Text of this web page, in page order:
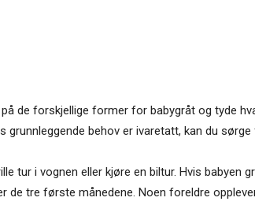
de forskjellige former for babygråt og tyde
grunnleggende behov er ivaretatt, kan du
tur i vognen eller kjøre en biltur. Hvis babyen
de tre første månedene. Noen foreldre